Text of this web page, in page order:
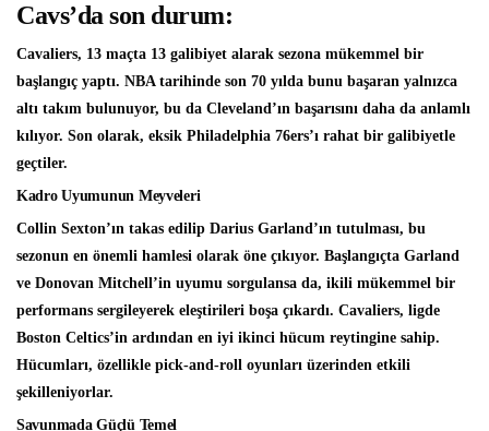
Cavs’da son durum:
Cavaliers, 13 maçta 13 galibiyet alarak sezona mükemmel bir
başlangıç yaptı. NBA tarihinde son 70 yılda bunu başaran yalnızca
altı takım bulunuyor, bu da Cleveland’ın başarısını daha da anlamlı
kılıyor. Son olarak, eksik Philadelphia 76ers’ı rahat bir galibiyetle
geçtiler.
Kadro Uyumunun Meyveleri
Collin Sexton’ın takas edilip Darius Garland’ın tutulması, bu
sezonun en önemli hamlesi olarak öne çıkıyor. Başlangıçta Garland
ve Donovan Mitchell’in uyumu sorgulansa da, ikili mükemmel bir
performans sergileyerek eleştirileri boşa çıkardı. Cavaliers, ligde
Boston Celtics’in ardından en iyi ikinci hücum reytingine sahip.
Hücumları, özellikle pick-and-roll oyunları üzerinden etkili
şekilleniyorlar.
Savunmada Güçlü Temel